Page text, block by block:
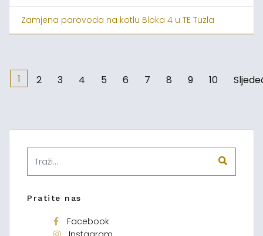
Zamjena parovoda na kotlu Bloka 4 u TE Tuzla
1 2 3 4 5 6 7 8 9 10
Pratite nas
Facebook